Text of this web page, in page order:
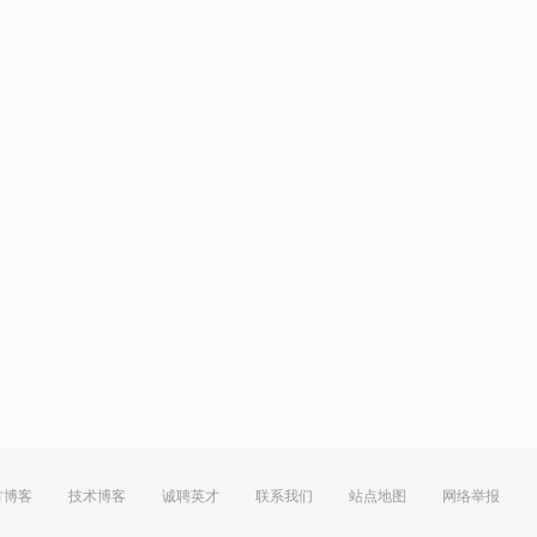
博客 技术博客 诚聘英才 联系我们 站点地图 网络举报